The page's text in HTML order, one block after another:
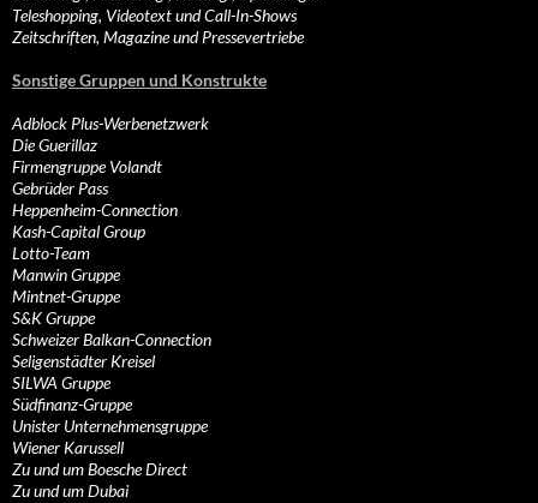
Teleshopping, Videotext und Call-In-Shows
Zeitschriften, Magazine und Pressevertriebe
Sonstige Gruppen und Konstrukte
Adblock Plus-Werbenetzwerk
Die Guerillaz
Firmengruppe Volandt
Gebrüder Pass
Heppenheim-Connection
Kash-Capital Group
Lotto-Team
Manwin Gruppe
Mintnet-Gruppe
S&K Gruppe
Schweizer Balkan-Connection
Seligenstädter Kreisel
SILWA Gruppe
Südfinanz-Gruppe
Unister Unternehmensgruppe
Wiener Karussell
Zu und um Boesche Direct
Zu und um Dubai